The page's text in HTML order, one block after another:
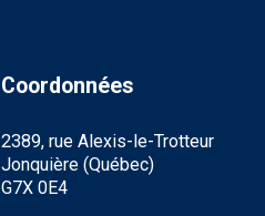
Coordonnées
2389, rue Alexis-le-Trotteur
Jonquière (Québec)
G7X 0E4